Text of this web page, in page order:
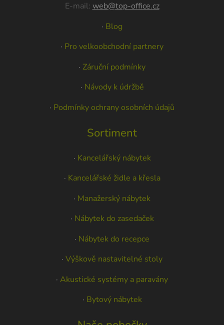
E-mail: web@top-office.cz
· Blog
· Pro velkoobchodní partnery
· Záruční podmínky
· Návody k údržbě
· Podmínky ochrany osobních údajů
Sortiment
· Kancelářský nábytek
· Kancelářské židle a křesla
· Manažerský nábytek
· Nábytek do zasedaček
· Nábytek do recepce
· Výškově nastavitelné stoly
· Akustické systémy a paravány
· Bytový nábytek